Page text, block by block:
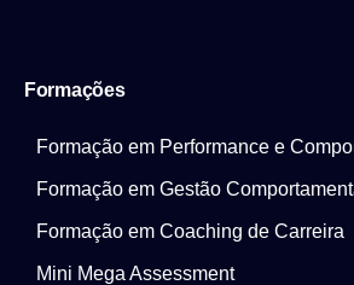
Formações
Formação em Performance e
Formação em Gestão
Formação em Coaching de Carreira
Mini Mega Assessment